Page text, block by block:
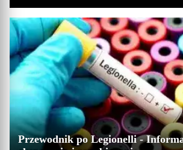
Przewodnik po Legionelli -